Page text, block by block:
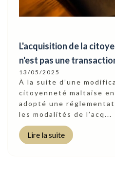
L'acquisition de la
n'est pas une
13/05/2025
À la suite d’une
citoyenneté maltaise
adopté une
les modalités de l’acq...
Lire la suite